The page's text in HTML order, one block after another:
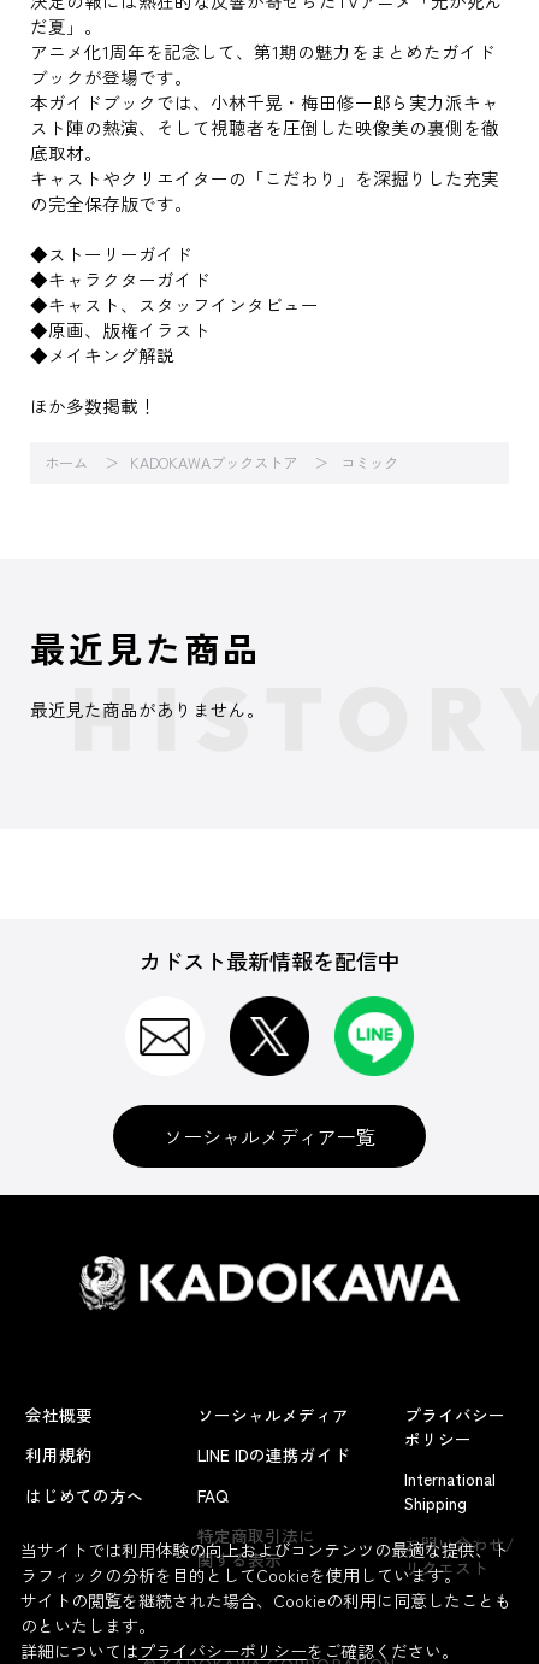
だ夏」。
アニメ化1周年を記念して、第1期の魅力をまとめたガイド
ブックが登場です。
本ガイドブックでは、小林千晃・梅田修一郎ら実力派キャ
スト陣の熱演、そして視聴者を圧倒した映像美の裏側を徹
底取材。
キャストやクリエイターの「こだわり」を深掘りした充実
の完全保存版です。
◆ストーリーガイド
◆キャラクターガイド
◆キャスト、スタッフインタビュー
◆原画、版権イラスト
◆メイキング解説
ほか多数掲載！
ホーム KADOKAWAブックストア コミック
よくあるお問い合わせ
最近見た商品
最近見た商品がありません。
カドスト最新情報を配信中
ソーシャルメディア一覧
会社概要
利用規約
はじめての方へ
ソーシャルメディア
LINE IDの連携ガイド
FAQ
特定商取引法に
関する表示
プライバシー
ポリシー
International
Shipping
お問い合わせ/
リクエスト
当サイトでは利用体験の向上およびコンテンツの最適な提供、ト
ラフィックの分析を目的としてCookieを使用しています。
サイトの閲覧を継続された場合、Cookieの利用に同意したことも
のといたします。
詳細についてはプライバシーポリシーをご確認ください。